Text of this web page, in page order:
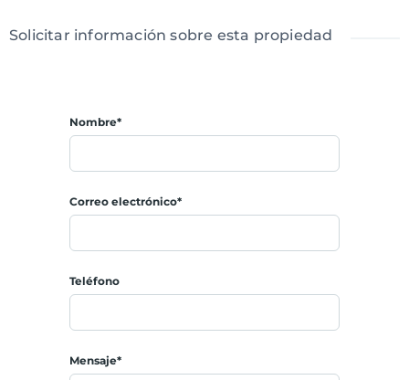
Solicitar información sobre esta propiedad
Nombre*
Correo electrónico*
Teléfono
Mensaje*